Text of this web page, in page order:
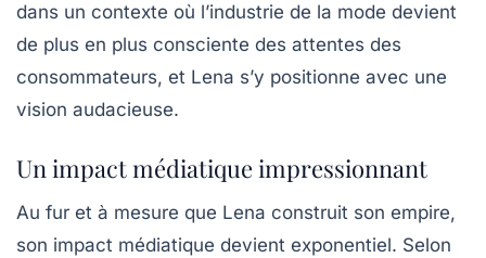
dans un contexte où l’industrie de la mode devient
de plus en plus consciente des attentes des
consommateurs, et Lena s’y positionne avec une
vision audacieuse.
Un impact médiatique impressionnant
Au fur et à mesure que Lena construit son empire,
son impact médiatique devient exponentiel. Selon